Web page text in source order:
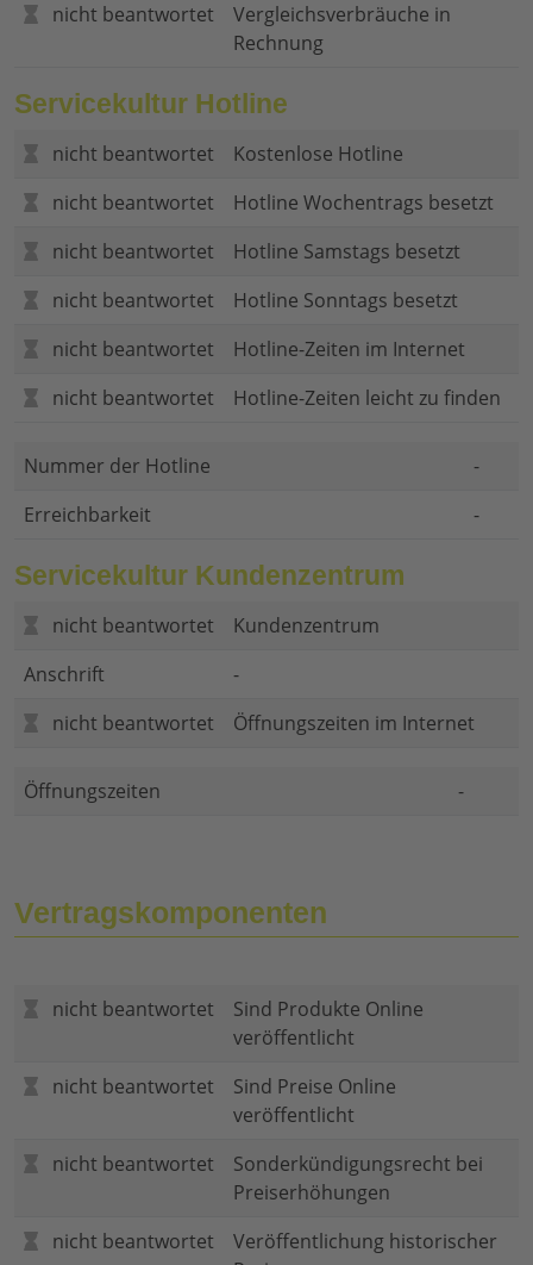
nicht beantwortet
Vergleichsverbräuche in
Rechnung
Servicekultur Hotline
nicht beantwortet
Kostenlose Hotline
nicht beantwortet
Hotline Wochentrags besetzt
nicht beantwortet
Hotline Samstags besetzt
nicht beantwortet
Hotline Sonntags besetzt
nicht beantwortet
Hotline-Zeiten im Internet
nicht beantwortet
Hotline-Zeiten leicht zu finden
Nummer der Hotline
-
Erreichbarkeit
-
Servicekultur Kundenzentrum
nicht beantwortet
Kundenzentrum
Anschrift
-
nicht beantwortet
Öffnungszeiten im Internet
Öffnungszeiten -
Vertragskomponenten
nicht beantwortet
Sind Produkte Online
veröffentlicht
nicht beantwortet
Sind Preise Online
veröffentlicht
nicht beantwortet
Sonderkündigungsrecht bei
Preiserhöhungen
nicht beantwortet
Veröffentlichung historischer